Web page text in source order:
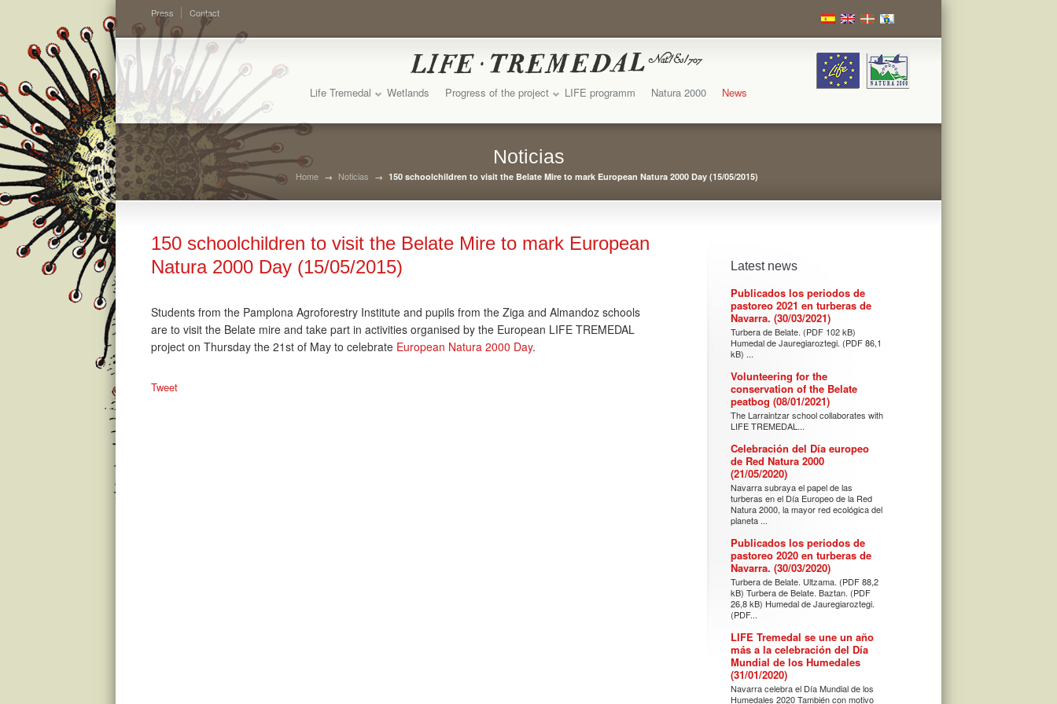
Press Contact
Life Tremedal Wetlands Progress of the project LIFE programm Natura 2000 News
Noticias
Home → Noticias → 150 schoolchildren to visit the Belate Mire to mark European Natura 2000 Day (15/05/2015)
150 schoolchildren to visit the Belate Mire to mark European
Natura 2000 Day (15/05/2015)
Students from the Pamplona Agroforestry Institute and pupils from the Ziga and Almandoz schools
are to visit the Belate mire and take part in activities organised by the European LIFE TREMEDAL
project on Thursday the 21st of May to celebrate European Natura 2000 Day.
Tweet
Latest news
Publicados los periodos de
pastoreo 2021 en turberas de
Navarra. (30/03/2021)
Turbera de Belate. (PDF 102 kB)
Humedal de Jauregiaroztegi. (PDF 86,1
kB) ...
Volunteering for the
conservation of the Belate
peatbog (08/01/2021)
The Larraintzar school collaborates with
LIFE TREMEDAL...
Celebración del Día europeo
de Red Natura 2000
(21/05/2020)
Navarra subraya el papel de las
turberas en el Día Europeo de la Red
Natura 2000, la mayor red ecológica del
planeta ...
Publicados los periodos de
pastoreo 2020 en turberas de
Navarra. (30/03/2020)
Turbera de Belate. Ultzama. (PDF 88,2
kB) Turbera de Belate. Baztan. (PDF
26,8 kB) Humedal de Jauregiaroztegi.
(PDF...
LIFE Tremedal se une un año
más a la celebración del Día
Mundial de los Humedales
(31/01/2020)
Navarra celebra el Día Mundial de los
Humedales 2020 También con motivo